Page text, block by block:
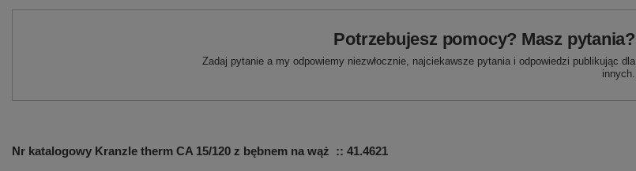
Potrzebujesz pomocy? Masz pytania?
Zadaj pytanie a my odpowiemy niezwłocznie, najciekawsze pytania i odpowiedzi publikując dla
innych.
Nr katalogowy Kranzle therm CA 15/120 z bębnem na wąż :: 41.4621